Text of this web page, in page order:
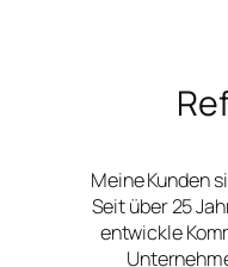
Meine Kunden
Seit über 25
entwickle